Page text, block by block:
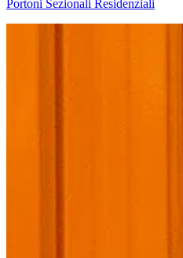
Portoni Sezionali Residenziali